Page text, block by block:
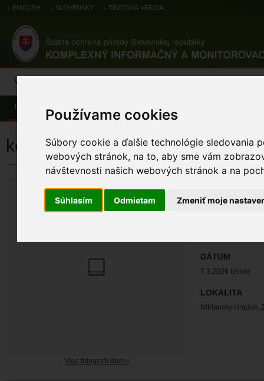
Používame cookies
Súbory cookie a ďalšie technológie sledovania
webových stránok, na to, aby sme vám
návštevnosti našich webových stránok a na
Súhlasím Odmietam Zmeniť moje
ENGLISH SLOVENSKY TEXTOVÁ VERZIA
Výsledky monitoringu
Úvod Pozorovania a výskytové dáta
kormorán veľký
Viac fotografií druhu
Phalacrocorax
DÁTUM
7.3.2026 (zima)
LOKALITA
Nitriansky Hrádok,